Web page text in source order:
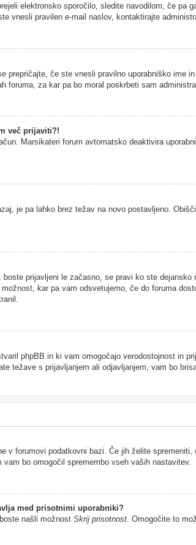
elektronsko sporočilo, sledite navodilom, če pa
vnesli pravilen e-mail naslov, kontaktirajte
prepričajte, če ste vnesli pravilno uporabniško ime
za kar pa bo moral poskrbeti sam
več prijaviti?!
Marsikateri forum avtomatsko deaktivira
je pa lahko brez težav na novo postavljeno.
boste prijavljeni le začasno, se pravi ko ste
kar pa vam odsvetujemo, če do foruma
phpBB in ki vam omogočajo verodostojnost in
težave s prijavljanjem ali odjavljanjem, vam bo
v forumovi podatkovni bazi. Če jih želite
bo omogočil spremembo vseh vaših nastavitev.
med prisotnimi uporabniki?
našli možnost Skrij prisotnost. Omogočite to